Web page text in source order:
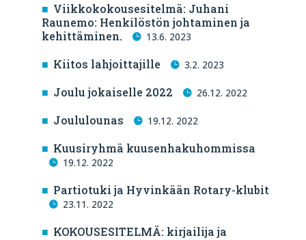
Viikkokokousesitelmä: Juhani
Raunemo: Henkilöstön johtaminen ja
kehittäminen.
13.6. 2023
Kiitos lahjoittajille 3.2. 2023
Joulu jokaiselle 2022 26.12. 2022
Joululounas 19.12. 2022
Kuusiryhmä kuusenhakuhommissa
19.12. 2022
Partiotuki ja Hyvinkään Rotary-klubit
23.11. 2022
KOKOUSESITELMÄ: kirjailija ja